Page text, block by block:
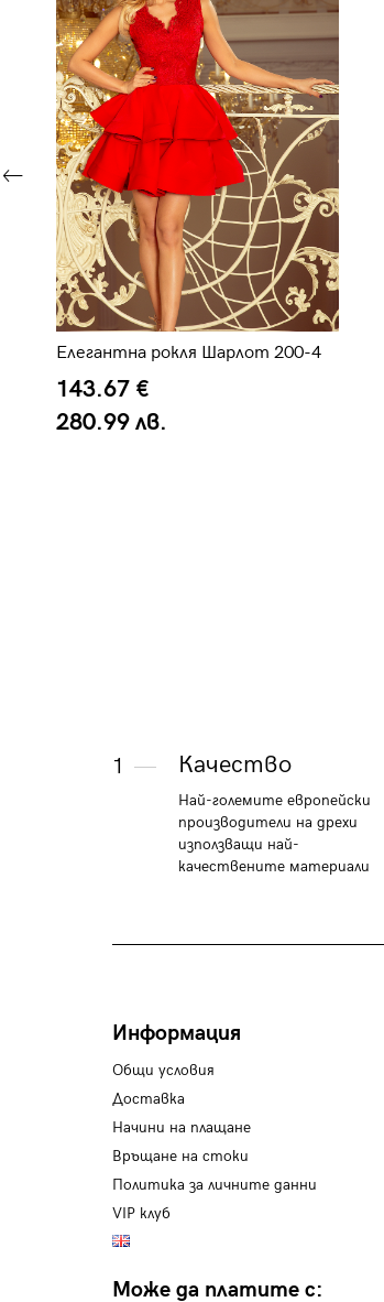
Елегантна рокля Шарлот 200-4
143.67 €
280.99 лв.
1 Качество
Най-големите европейски
производители на дрехи
използващи най-
качествените материали
Информация
Общи условия
Доставка
Начини на плащане
Връщане на стоки
Политика за личните данни
VIP клуб
Може да платите с: